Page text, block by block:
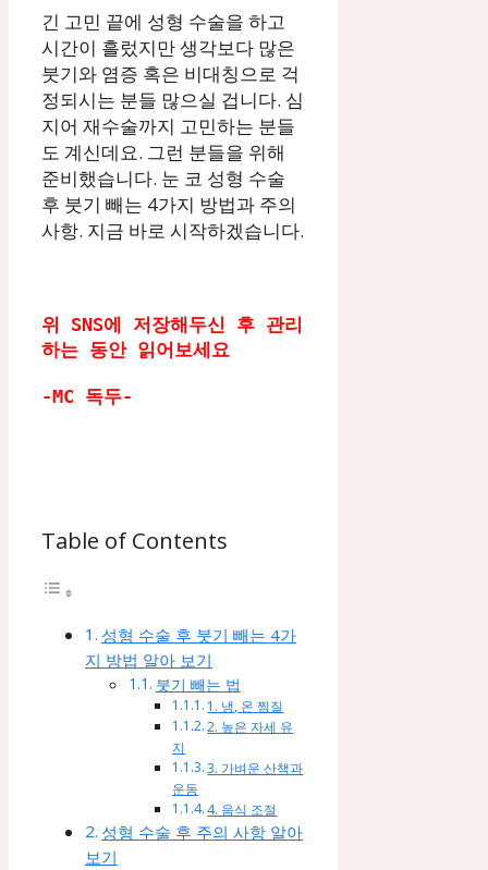
긴 고민 끝에 성형 수술을 하고
시간이 흘렀지만 생각보다 많은
붓기와 염증 혹은 비대칭으로 걱
정되시는 분들 많으실 겁니다. 심
지어 재수술까지 고민하는 분들
도 계신데요. 그런 분들을 위해
준비했습니다. 눈 코 성형 수술
후 붓기 빼는 4가지 방법과 주의
사항. 지금 바로 시작하겠습니다.
위 SNS에 저장해두신 후 관리
하는 동안 읽어보세요
-MC 독두-
Table of Contents
성형 수술 후 붓기 빼는 4가
지 방법 알아 보기
붓기 빼는 법
1. 냉, 온 찜질
2. 높은 자세 유
지
3. 가벼운 산책과
운동
4. 음식 조절
성형 수술 후 주의 사항 알아
보기